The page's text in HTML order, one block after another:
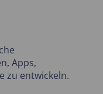
Apps,
zu entwickeln.